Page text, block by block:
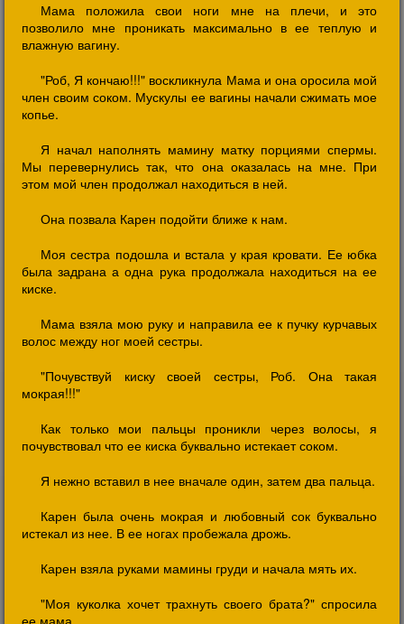
Мама положила свои ноги мне на плечи, и это
позволило мне проникать максимально в ее теплую и
влажную вагину.
"Роб, Я кончаю!!!" воскликнула Мама и она оросила мой
член своим соком. Мускулы ее вагины начали сжимать мое
копье.
Я начал наполнять мамину матку порциями спермы.
Мы перевернулись так, что она оказалась на мне. При
этом мой член продолжал находиться в ней.
Она позвала Карен подойти ближе к нам.
Моя сестра подошла и встала у края кровати. Ее юбка
была задрана а одна рука продолжала находиться на ее
киске.
Мама взяла мою руку и направила ее к пучку курчавых
волос между ног моей сестры.
"Почувствуй киску своей сестры, Роб. Она такая
мокрая!!!"
Как только мои пальцы проникли через волосы, я
почувствовал что ее киска буквально истекает соком.
Я нежно вставил в нее вначале один, затем два пальца.
Карен была очень мокрая и любовный сок буквально
истекал из нее. В ее ногах пробежала дрожь.
Карен взяла руками мамины груди и начала мять их.
"Моя куколка хочет трахнуть своего брата?" спросила
ее мама.